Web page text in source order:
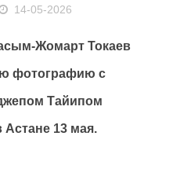
14-05-2026
Жомарт Токаев
фотографию с
Тайипом
13 мая.